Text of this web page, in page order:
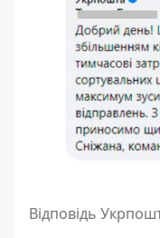
Відповідь